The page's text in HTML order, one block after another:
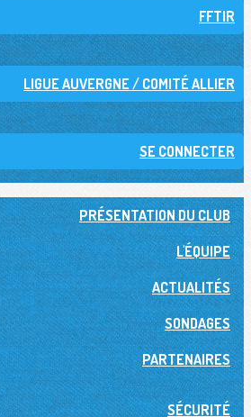
FFTIR
LIGUE AUVERGNE / COMITÉ ALLIER
SE CONNECTER
PRÉSENTATION DU CLUB
L'ÉQUIPE
ACTUALITÉS
SONDAGES
PARTENAIRES
SÉCURITÉ